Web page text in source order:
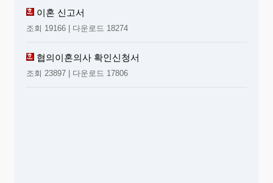
이혼 신고서
조회 19166 | 다운로드 18274
협의이혼의사 확인신청서
조회 23897 | 다운로드 17806